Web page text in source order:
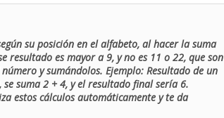
su posición en el alfabeto, al hacer la suma
resultado es mayor a 9, y no es 11 o 22, que son
y sumándolos. Ejemplo: Resultado de un
suma 2 + 4, y el resultado final sería 6.
estos cálculos automáticamente y te da